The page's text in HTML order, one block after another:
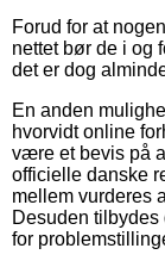
Forud for at
nettet bør de i og
det er dog
En anden
hvorvidt online
være et bevis på
officielle danske
mellem vurderes
Desuden
for